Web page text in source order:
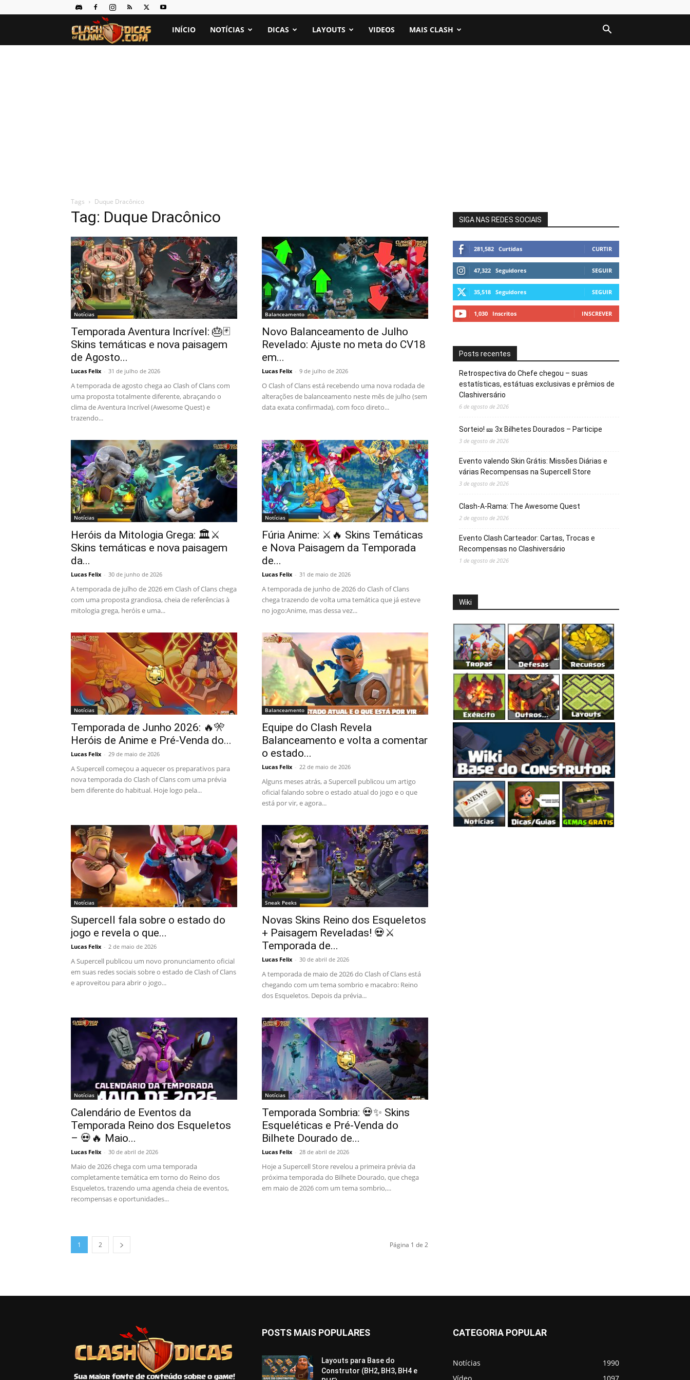
Clash
INÍCIO NOTÍCIAS DICAS LAYOUTS VIDEOS MAIS CLASH
Tags Duque Dracônico
Tag: Duque Dracônico
Notícias
Temporada Aventura Incrível: 🎂🃏
Skins temáticas e nova paisagem
de Agosto...
Lucas Felix - 31 de julho de 2026
A temporada de agosto chega ao Clash of Clans com
uma proposta totalmente diferente, abraçando o
clima de Aventura Incrível (Awesome Quest) e
trazendo...
Balanceamento
Novo Balanceamento de Julho
Revelado: Ajuste no meta do CV18
em...
Lucas Felix - 9 de julho de 2026
O Clash of Clans está recebendo uma nova rodada de
alterações de balanceamento neste mês de julho (sem
data exata confirmada), com foco direto...
Notícias
Heróis da Mitologia Grega: 🏛️⚔️
Skins temáticas e nova paisagem
da...
Lucas Felix - 30 de junho de 2026
A temporada de julho de 2026 em Clash of Clans chega
com uma proposta grandiosa, cheia de referências à
mitologia grega, heróis e uma...
Notícias
Fúria Anime: ⚔️🔥 Skins Temáticas
e Nova Paisagem da Temporada
de...
Lucas Felix - 31 de maio de 2026
A temporada de junho de 2026 do Clash of Clans
chega trazendo de volta uma temática que já esteve
no jogo:Anime, mas dessa vez...
Notícias
Temporada de Junho 2026: 🔥🎌
Heróis de Anime e Pré-Venda do...
Lucas Felix - 29 de maio de 2026
A Supercell começou a aquecer os preparativos para
nova temporada do Clash of Clans com uma prévia
bem diferente do habitual. Hoje logo pela...
Balanceamento
Equipe do Clash Revela
Balanceamento e volta a comentar
o estado...
Lucas Felix - 22 de maio de 2026
Alguns meses atrás, a Supercell publicou um artigo
oficial falando sobre o estado atual do jogo e o que
está por vir, e agora...
Notícias
Supercell fala sobre o estado do
jogo e revela o que...
Lucas Felix - 2 de maio de 2026
A Supercell publicou um novo pronunciamento oficial
em suas redes sociais sobre o estado de Clash of Clans
e aproveitou para abrir o jogo...
Sneak Peeks
Novas Skins Reino dos Esqueletos
+ Paisagem Reveladas! 💀⚔️
Temporada de...
Lucas Felix - 30 de abril de 2026
A temporada de maio de 2026 do Clash of Clans está
chegando com um tema sombrio e macabro: Reino
dos Esqueletos. Depois da prévia...
Notícias
Calendário de Eventos da
Temporada Reino dos Esqueletos
– 💀🔥 Maio...
Lucas Felix - 30 de abril de 2026
Maio de 2026 chega com uma temporada
completamente temática em torno do Reino dos
Esqueletos, trazendo uma agenda cheia de eventos,
recompensas e oportunidades...
Notícias
Temporada Sombria: 💀✨ Skins
Esqueléticas e Pré-Venda do
Bilhete Dourado de...
Lucas Felix - 28 de abril de 2026
Hoje a Supercell Store revelou a primeira prévia da
próxima temporada do Bilhete Dourado, que chega
em maio de 2026 com um tema sombrio,...
1 2 Página 1 de 2
SIGA NAS REDES SOCIAIS
281,582 Curtidas CURTIR
47,322 Seguidores SEGUIR
35,518 Seguidores SEGUIR
1,030 Inscritos INSCREVER
Posts recentes
Retrospectiva do Chefe chegou – suas
estatísticas, estátuas exclusivas e prêmios de
Clashiversário
6 de agosto de 2026
Sorteio! 🎫 3x Bilhetes Dourados – Participe
3 de agosto de 2026
Evento valendo Skin Grátis: Missões Diárias e
várias Recompensas na Supercell Store
3 de agosto de 2026
Clash-A-Rama: The Awesome Quest
2 de agosto de 2026
Evento Clash Carteador: Cartas, Trocas e
Recompensas no Clashiversário
1 de agosto de 2026
Wiki
POSTS MAIS POPULARES
Layouts para Base do
Construtor (BH2, BH3, BH4 e
CATEGORIA POPULAR
Notícias
1990